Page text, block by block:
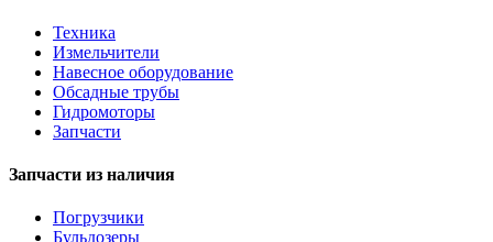
Техника
Измельчители
Навесное оборудование
Обсадные трубы
Гидромоторы
Запчасти
Запчасти из наличия
Погрузчики
Бульдозеры